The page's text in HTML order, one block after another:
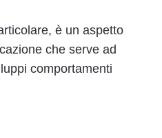
è un aspetto
che serve ad
comportamenti